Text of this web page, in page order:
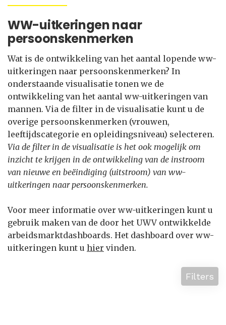
WW-uitkeringen naar
persoonskenmerken
Wat is de ontwikkeling van het aantal lopende ww-
uitkeringen naar persoonskenmerken? In
onderstaande visualisatie tonen we de
ontwikkeling van het aantal ww-uitkeringen van
mannen. Via de filter in de visualisatie kunt u de
overige persoonskenmerken (vrouwen,
leeftijdscategorie en opleidingsniveau) selecteren.
Via de filter in de visualisatie is het ook mogelijk om
inzicht te krijgen in de ontwikkeling van de instroom
van nieuwe en beëindiging (uitstroom) van ww-
uitkeringen naar persoonskenmerken.
Voor meer informatie over ww-uitkeringen kunt u
gebruik maken van de door het UWV ontwikkelde
arbeidsmarktdashboards. Het dashboard over ww-
uitkeringen kunt u hier vinden.
Filters